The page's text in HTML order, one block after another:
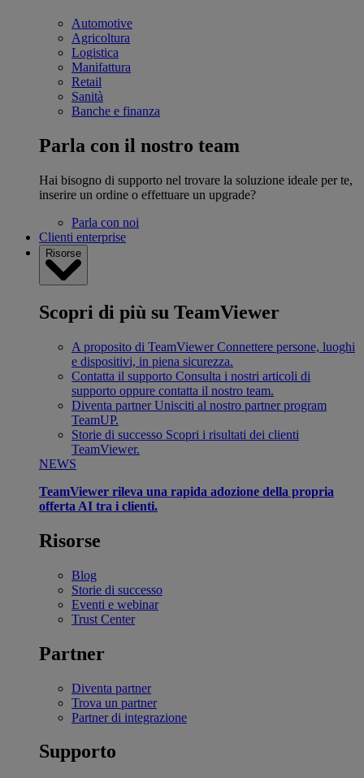
Automotive
Agricoltura
Logistica
Manifattura
Retail
Sanità
Banche e finanza
Parla con il nostro team
Hai bisogno di supporto nel trovare la soluzione ideale per te,
inserire un ordine o effettuare un upgrade?
Parla con noi
Clienti enterprise
Risorse
Scopri di più su TeamViewer
A proposito di TeamViewer Connettere persone, luoghi
e dispositivi, in piena sicurezza.
Contatta il supporto Consulta i nostri articoli di
supporto oppure contatta il nostro team.
Diventa partner Unisciti al nostro partner program
TeamUP.
Storie di successo Scopri i risultati dei clienti
TeamViewer.
NEWS
TeamViewer rileva una rapida adozione della propria
offerta AI tra i clienti.
Risorse
Blog
Storie di successo
Eventi e webinar
Trust Center
Partner
Diventa partner
Trova un partner
Partner di integrazione
Supporto